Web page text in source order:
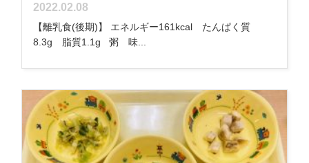
2022.02.08
【離乳食(後期)】 エネルギー161kcal たんぱく質
8.3g 脂質1.1g 粥 味...